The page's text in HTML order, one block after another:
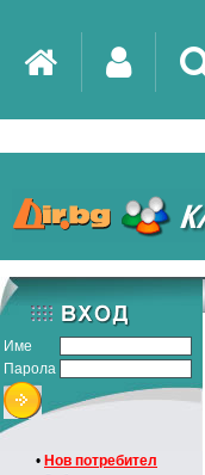
Име
Парола
• Нов потребител